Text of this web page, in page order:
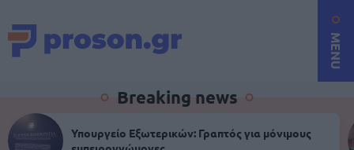
MENU
Breaking news
Υπουργείο Εξωτερικών: Γραπτός για μόνιμους